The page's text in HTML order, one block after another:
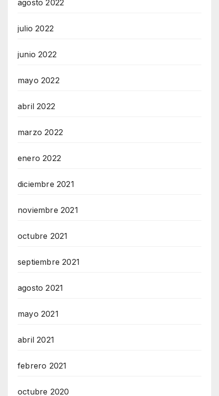
agosto 2022
julio 2022
junio 2022
mayo 2022
abril 2022
marzo 2022
enero 2022
diciembre 2021
noviembre 2021
octubre 2021
septiembre 2021
agosto 2021
mayo 2021
abril 2021
febrero 2021
octubre 2020